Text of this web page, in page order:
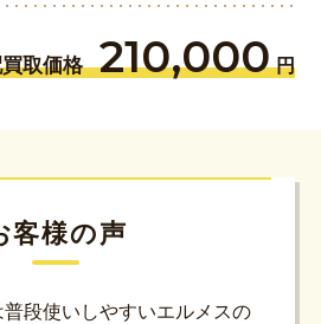
取価格 210,000 円
客様の声
段使いしやすいエルメスの